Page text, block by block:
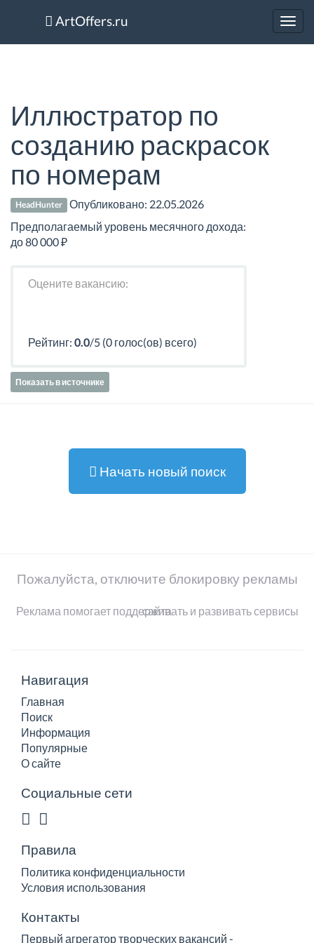
ArtOffers.ru
Иллюстратор по
созданию раскрасок
по номерам
HeadHunter Опубликовано: 22.05.2026
Предполагаемый уровень месячного дохода:
до 80 000 ₽
Оцените вакансию:
Рейтинг: 0.0/5 (0 голос(ов) всего)
Показать в источнике
Начать новый поиск
Пожалуйста, отключите блокировку рекламы
Реклама помогает поддерживать и развивать сервисы сайта
Навигация
Главная
Поиск
Информация
Популярные
О сайте
Социальные сети
Правила
Политика конфиденциальности
Условия использования
Контакты
Первый агрегатор творческих вакансий -